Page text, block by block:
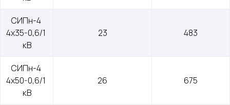
СИПн-4
4х35-0,6/1
кВ
23 483
СИПн-4
4х50-0,6/1
кВ
26 675